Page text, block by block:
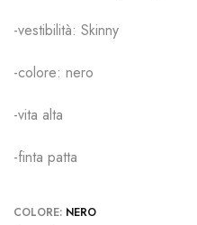
-vestibilità: Skinny
-colore: nero
-vita alta
-finta patta
COLORE: NERO